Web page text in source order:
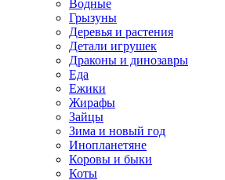
Водные
Грызуны
Деревья и растения
Детали игрушек
Драконы и динозавры
Еда
Ежики
Жирафы
Зайцы
Зима и новый год
Инопланетяне
Коровы и быки
Коты